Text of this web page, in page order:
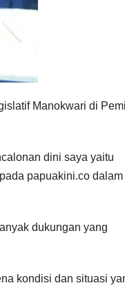
Manokwari di
dini saya yaitu
papuakini.co dalam
dukungan yang
kondisi dan situasi